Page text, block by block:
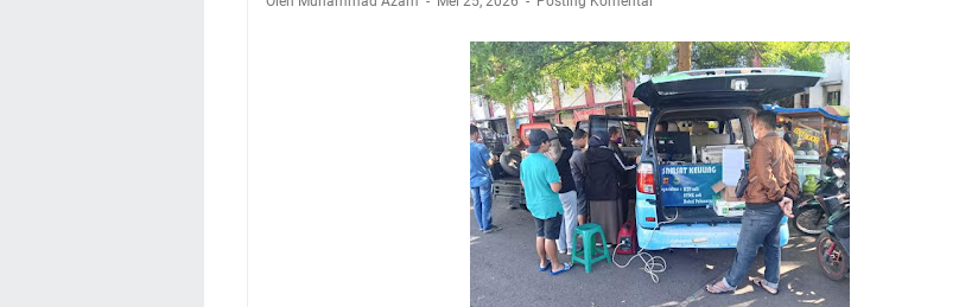
Kamuning Salurakan 12 Ribu Liter
Uniku Jadi Tuan Rumah Pendampingan Penyusunan Dokumen SPMI
Sudahkah Kita Merdeka Dari Hawa Nafsu?
Info Sembako di Pasar Kepuh Kuningan Kamis 6 Agustus 2026, Daging Naik, Telur Turun
Agenda Kegiatan Bupati Kuningan Jumat 7 Agustus 2026 Ada Tiga, Tapi yang Bakal Dihadiri
Hanya Satu